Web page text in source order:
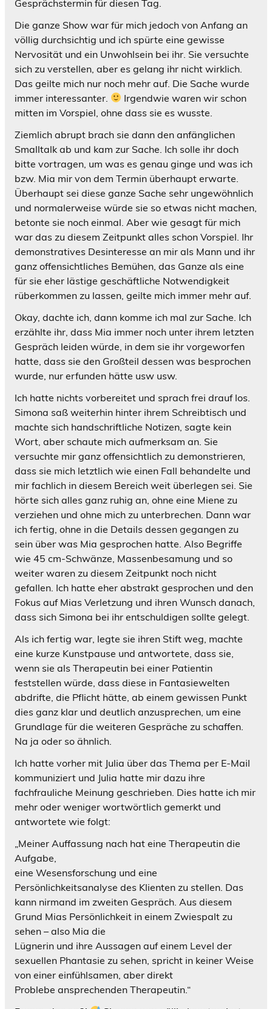
Gesprächstermin für diesen Tag.
Die ganze Show war für mich jedoch von Anfang an
völlig durchsichtig und ich spürte eine gewisse
Nervosität und ein Unwohlsein bei ihr. Sie versuchte
sich zu verstellen, aber es gelang ihr nicht wirklich.
Das geilte mich nur noch mehr auf. Die Sache wurde
immer interessanter.
Irgendwie waren wir schon
mitten im Vorspiel, ohne dass sie es wusste.
Ziemlich abrupt brach sie dann den anfänglichen
Smalltalk ab und kam zur Sache. Ich solle ihr doch
bitte vortragen, um was es genau ginge und was ich
bzw. Mia mir von dem Termin überhaupt erwarte.
Überhaupt sei diese ganze Sache sehr ungewöhnlich
und normalerweise würde sie so etwas nicht machen,
betonte sie noch einmal. Aber wie gesagt für mich
war das zu diesem Zeitpunkt alles schon Vorspiel. Ihr
demonstratives Desinteresse an mir als Mann und ihr
ganz offensichtliches Bemühen, das Ganze als eine
für sie eher lästige geschäftliche Notwendigkeit
rüberkommen zu lassen, geilte mich immer mehr auf.
Okay, dachte ich, dann komme ich mal zur Sache. Ich
erzählte ihr, dass Mia immer noch unter ihrem letzten
Gespräch leiden würde, in dem sie ihr vorgeworfen
hatte, dass sie den Großteil dessen was besprochen
wurde, nur erfunden hätte usw usw.
Ich hatte nichts vorbereitet und sprach frei drauf los.
Simona saß weiterhin hinter ihrem Schreibtisch und
machte sich handschriftliche Notizen, sagte kein
Wort, aber schaute mich aufmerksam an. Sie
versuchte mir ganz offensichtlich zu demonstrieren,
dass sie mich letztlich wie einen Fall behandelte und
mir fachlich in diesem Bereich weit überlegen sei. Sie
hörte sich alles ganz ruhig an, ohne eine Miene zu
verziehen und ohne mich zu unterbrechen. Dann war
ich fertig, ohne in die Details dessen gegangen zu
sein über was Mia gesprochen hatte. Also Begriffe
wie 45 cm-Schwänze, Massenbesamung und so
weiter waren zu diesem Zeitpunkt noch nicht
gefallen. Ich hatte eher abstrakt gesprochen und den
Fokus auf Mias Verletzung und ihren Wunsch danach,
dass sich Simona bei ihr entschuldigen sollte gelegt.
Als ich fertig war, legte sie ihren Stift weg, machte
eine kurze Kunstpause und antwortete, dass sie,
wenn sie als Therapeutin bei einer Patientin
feststellen würde, dass diese in Fantasiewelten
abdrifte, die Pflicht hätte, ab einem gewissen Punkt
dies ganz klar und deutlich anzusprechen, um eine
Grundlage für die weiteren Gespräche zu schaffen.
Na ja oder so ähnlich.
Ich hatte vorher mit Julia über das Thema per E-Mail
kommuniziert und Julia hatte mir dazu ihre
fachfrauliche Meinung geschrieben. Dies hatte ich mir
mehr oder weniger wortwörtlich gemerkt und
antwortete wie folgt:
„Meiner Auffassung nach hat eine Therapeutin die
Aufgabe,
eine Wesensforschung und eine
Persönlichkeitsanalyse des Klienten zu stellen. Das
kann nirmand im zweiten Gespräch. Aus diesem
Grund Mias Persönlichkeit in einem Zwiespalt zu
sehen – also Mia die
Lügnerin und ihre Aussagen auf einem Level der
sexuellen Phantasie zu sehen, spricht in keiner Weise
von einer einfühlsamen, aber direkt
Problebe ansprechenden Therapeutin.“